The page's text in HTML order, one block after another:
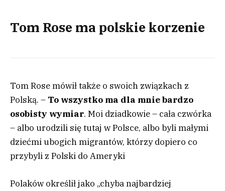
Tom Rose ma polskie korzenie
Tom Rose mówił także o swoich związkach z
Polską. – To wszystko ma dla mnie bardzo
osobisty wymiar. Moi dziadkowie – cała czwórka
– albo urodzili się tutaj w Polsce, albo byli małymi
dziećmi ubogich migrantów, którzy dopiero co
przybyli z Polski do Ameryki
Polaków określił jako „chyba najbardziej